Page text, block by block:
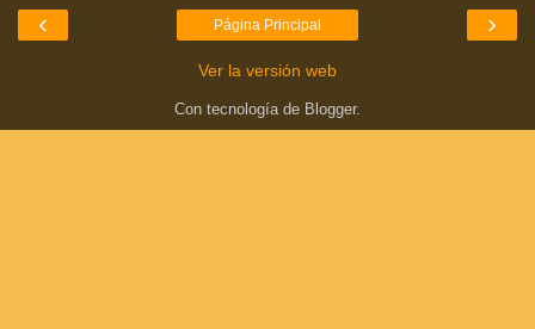
‹ ›
Página Principal
Ver la versión web
Con tecnología de Blogger.